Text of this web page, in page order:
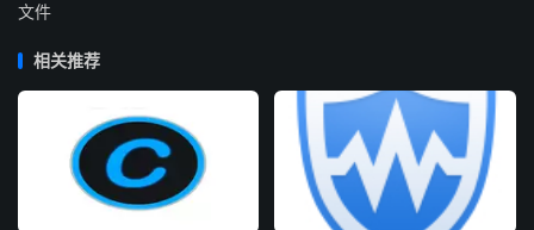
文件
相关推荐